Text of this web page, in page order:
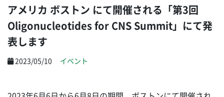
アメリカ ボストン にて開催される「第3回
Oligonucleotides for CNS Summit」にて発
表します
2023/05/10 イベント